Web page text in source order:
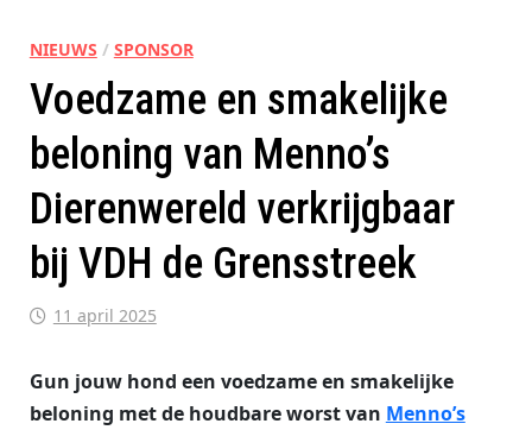
NIEUWS / SPONSOR
Voedzame en smakelijke
beloning van Menno’s
Dierenwereld verkrijgbaar
bij VDH de Grensstreek
11 april 2025
Gun jouw hond een voedzame en smakelijke
beloning met de houdbare worst van Menno’s